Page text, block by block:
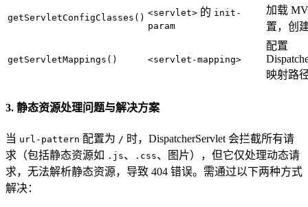
getServletConfigClasses() <servlet> 的 init-
param
加载
置，创
getServletMappings() <servlet-mapping>
配置
映射路
3. 静态资源处理问题与解决方案
当 url-pattern 配置为 / 时，DispatcherServlet 会拦截所有请
求（包括静态资源如 .js、 .css、图片），但它仅处理动态请
求，无法解析静态资源，导致 404 错误。需通过以下两种方式
解决：